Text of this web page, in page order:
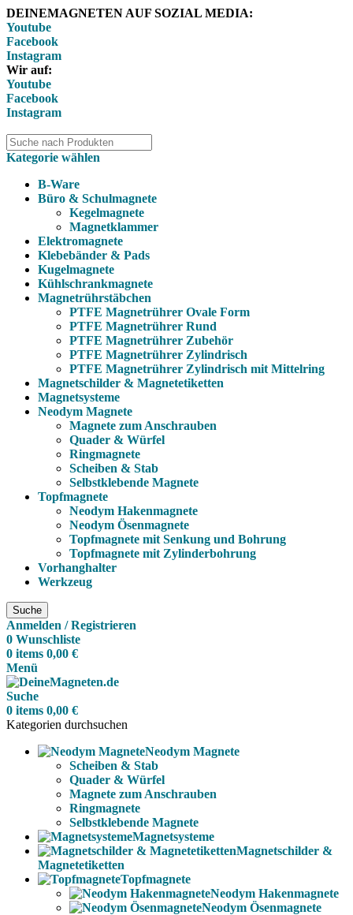
DEINEMAGNETEN AUF SOZIAL MEDIA:
Youtube
Facebook
Instagram
Wir auf:
Youtube
Facebook
Instagram
Kategorie wählen
B-Ware
Büro & Schulmagnete
Kegelmagnete
Magnetklammer
Elektromagnete
Klebebänder & Pads
Kugelmagnete
Kühlschrankmagnete
Magnetrührstäbchen
PTFE Magnetrührer Ovale Form
PTFE Magnetrührer Rund
PTFE Magnetrührer Zubehör
PTFE Magnetrührer Zylindrisch
PTFE Magnetrührer Zylindrisch mit Mittelring
Magnetschilder & Magnetetiketten
Magnetsysteme
Neodym Magnete
Magnete zum Anschrauben
Quader & Würfel
Ringmagnete
Scheiben & Stab
Selbstklebende Magnete
Topfmagnete
Neodym Hakenmagnete
Neodym Ösenmagnete
Topfmagnete mit Senkung und Bohrung
Topfmagnete mit Zylinderbohrung
Vorhanghalter
Werkzeug
Suche
Anmelden / Registrieren
0 Wunschliste
0 items 0,00 €
Menü
Suche
0 items 0,00 €
Kategorien durchsuchen
Neodym Magnete
Scheiben & Stab
Quader & Würfel
Magnete zum Anschrauben
Ringmagnete
Selbstklebende Magnete
Magnetsysteme
Magnetschilder &
Magnetetiketten
Topfmagnete
Neodym Hakenmagnete
Neodym Ösenmagnete